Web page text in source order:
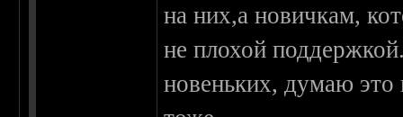
на них,а новичкам,
не плохой
новеньких, думаю это